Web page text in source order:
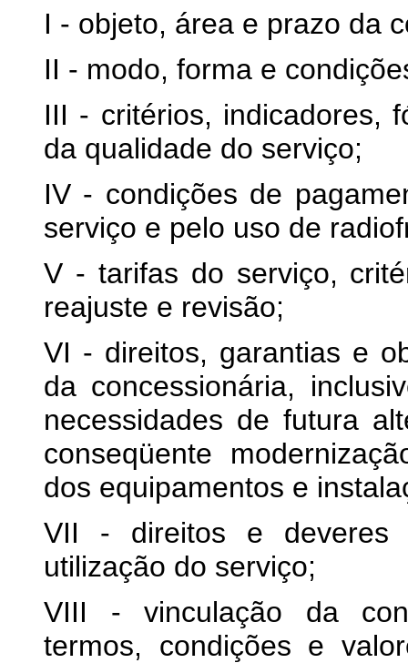
I - objeto, área e prazo da
II - modo, forma e
III - critérios, indicadores,
da qualidade do serviço;
IV - condições de
serviço e pelo uso de
V - tarifas do serviço,
reajuste e revisão;
VI - direitos, garantias e
da concessionária,
necessidades de futura
conseqüente
dos equipamentos e
VII - direitos e deveres
utilização do serviço;
VIII - vinculação da
termos, condições e